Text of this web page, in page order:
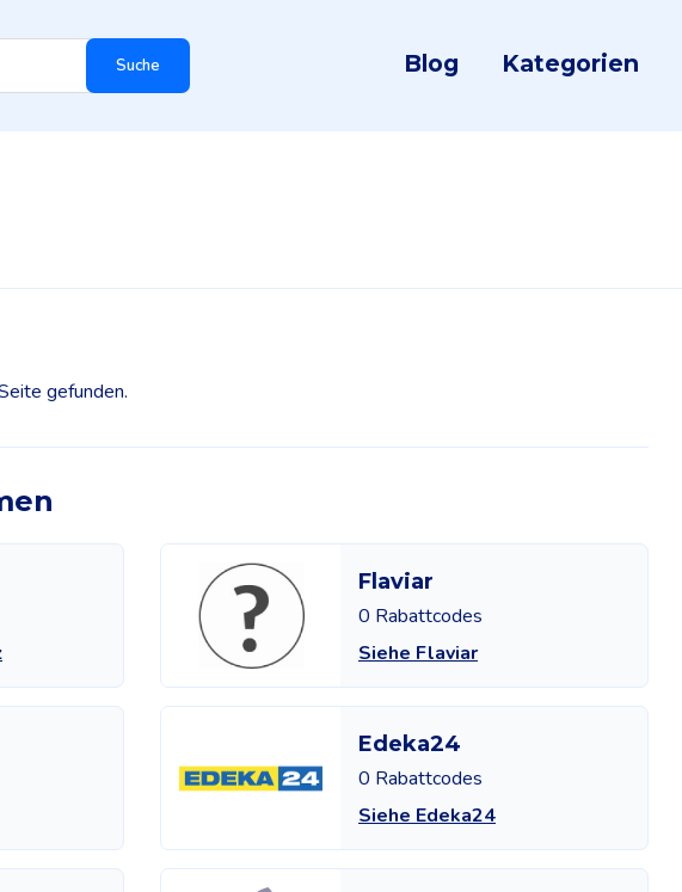
Suche Blog Kategorien
gefunden.
Flaviar
0 Rabattcodes
Siehe Flaviar
Edeka24
0 Rabattcodes
Siehe Edeka24